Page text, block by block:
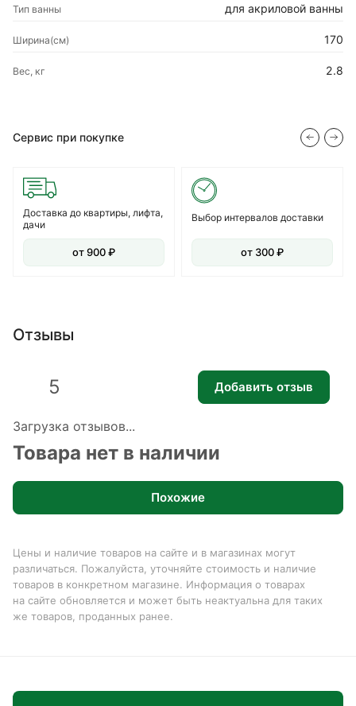
Тип ванны для акриловой ванны
Ширина(см) 170
Вес, кг 2.8
Сервис при покупке
Доставка до квартиры, лифта,
дачи
от 900 ₽
Выбор интервалов доставки
от 300 ₽
Отзывы
Загрузка отзывов...
5 Добавить отзыв
Товара нет в наличии
Похожие
Цены и наличие товаров на сайте и в магазинах могут
различаться. Пожалуйста, уточняйте стоимость и наличие
товаров в конкретном магазине. Информация о товарах
на сайте обновляется и может быть неактуальна для таких
же товаров, проданных ранее.